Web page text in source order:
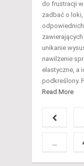
do frustracji
zadbać o
unikanie
nawilżenie
elastyczne, a
podkreślony.
Read More
…